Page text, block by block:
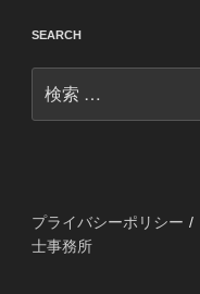
SEARCH
索:
プライバシーポリシー
士事務所